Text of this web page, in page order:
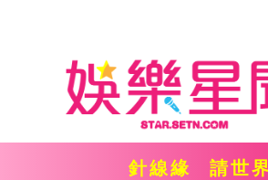
針線緣 請世